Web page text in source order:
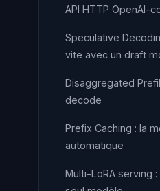
API HTTP OpenAI-
Speculative
vite avec un draft
Disaggregated
decode
Prefix Caching : la
automatique
Multi-LoRA serving